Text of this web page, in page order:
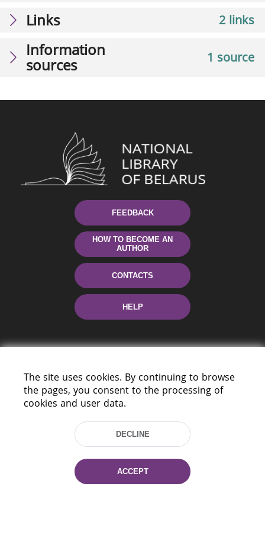
2 links
Links
1 source
Information
sources
FEEDBACK
HOW TO BECOME AN
AUTHOR
CONTACTS
HELP
220114, Niezaležnasci Ave. 116, Minsk,
Tel.: (+375 17) 368 37 37
Fax: (+375 17) 368 97 06
E-mail: inbox@nlb.by
The site uses cookies. By continuing to browse
the pages, you consent to the processing of
cookies and user data.
DECLINE
ACCEPT